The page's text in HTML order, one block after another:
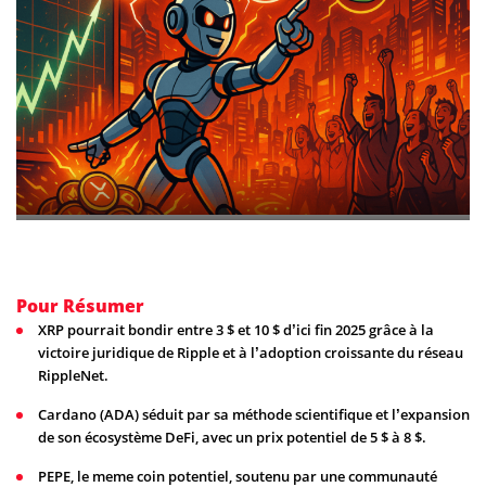
Pour Résumer
XRP pourrait bondir entre 3 $ et 10 $ d’ici fin 2025 grâce à la
victoire juridique de Ripple et à l’adoption croissante du réseau
RippleNet.
Cardano (ADA) séduit par sa méthode scientifique et l’expansion
de son écosystème DeFi, avec un prix potentiel de 5 $ à 8 $.
PEPE, le meme coin potentiel, soutenu par une communauté